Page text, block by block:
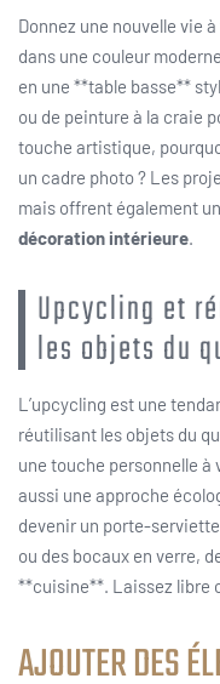
Donnez une nouvelle vie
dans une couleur
en une **table basse**
ou de peinture à la craie
touche artistique,
un cadre photo ? Les
mais offrent également
décoration intérieure.
Upcycling et
les objets du
L’upcycling est une
réutilisant les objets du
une touche personnelle à
aussi une approche
devenir un porte-
ou des bocaux en verre,
**cuisine**. Laissez libre
AJOUTER DES